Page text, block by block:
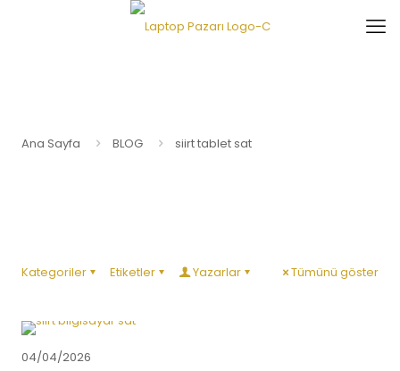
Ana Sayfa BLOG siirt tablet sat
Kategoriler Etiketler Yazarlar Tümünü göster
04/04/2026